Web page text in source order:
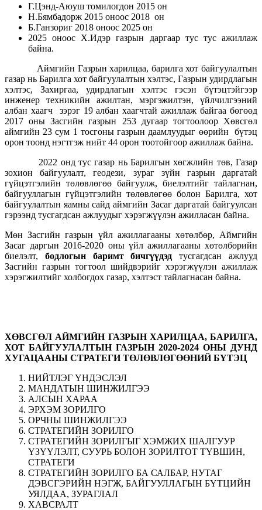
Г.Цэнд-Аюуш томилогдон 2015 он
Н.Бямбадорж 2015 оноос 2018 он
Б.Ганзориг 2018 оноос 2025 он
2025 оноос Х.Идэр газрын даргаар тус тус ажиллаж
байна.
Аймгийн Газрын харилцаа, барилга хот байгуулалтын
газар нь Барилга хот байгуулалтын хэлтэс, Газрын удирдлагын
хэлтэс, Захиргаа, удирдлагын хэлтэс гэсэн бүтэцтэйгээр
инженер техникийн ажилтан, мэргэжилтэн, үйлчилгээний
албан хаагч зэрэг 19 албан хаагчтай ажиллаж байгаа бөгөөд
2017 оны Засгийн газрын 253 дугаар тогтоолоор Хөвсгөл
аймгийн 23 сум 1 тосгоны газрын даамлуудыг өөрийн бүтэц
орон тоонд нэгтгэж нийт 44 орон тоотойгоор ажиллаж байна.
2022 онд тус газар нь Барилгын хөгжлийн төв, Газар
зохион байгуулалт, геодези, зураг зүйн газрын даргатай
гүйцэтгэлийн төлөвлөгөө байгуулж, биелэлтийг тайлагнан,
байгууллагын гүйцэтгэлийн төлөвлөгөө болон Барилга, хот
байгуулалтын яамны сайд аймгийн Засаг даргатай байгуулсан
гэрээнд тусгагдсан ажлуудыг хэрэгжүүлэн ажилласан байна.
Мөн Засгийн газрын үйл ажиллагааны хөтөлбөр, Аймгийн
Засаг даргын 2016-2020 оны үйл ажиллагааны хөтөлбөрийн
биелэлт, бодлогын баримт бичгүүдэд тусгагдсан ажлууд
Засгийн газрын тогтоол шийдвэрийг хэрэгжүүлэн ажиллаж
хэрэгжилтийг холбогдох газар, хэлтэст тайлагнасан байна.
ХӨВСГӨЛ АЙМГИЙН ГАЗРЫН ХАРИЛЦАА, БАРИЛГА,
ХОТ БАЙГУУЛАЛТЫН ГАЗРЫН 2020-2024 ОНЫ ДУНД
ХУГАЦААНЫ СТРАТЕГИ ТӨЛӨВЛӨГӨӨНИЙ БҮТЭЦ
НИЙТЛЭГ ҮНДЭСЛЭЛ
МАНДАТЫН ШИНЖИЛГЭЭ
АЛСЫН ХАРАА
ЭРХЭМ ЗОРИЛГО
ОРЧНЫ ШИНЖИЛГЭЭ
СТРАТЕГИЙН ЗОРИЛГО
СТРАТЕГИЙН ЗОРИЛГЫГ ХЭМЖИХ ШАЛГУУР
ҮЗҮҮЛЭЛТ, СУУРЬ БОЛОН ЗОРИЛТОТ ТҮВШИН,
СТРАТЕГИ
СТРАТЕГИЙН ЗОРИЛГО БА САЛБАР, НУТАГ
ДЭВСГЭРИЙН НЭГЖ, БАЙГУУЛЛАГЫН БҮТЦИЙН
УЯЛДАА, ЗУРАГЛАЛ
ХАВСРАЛТ